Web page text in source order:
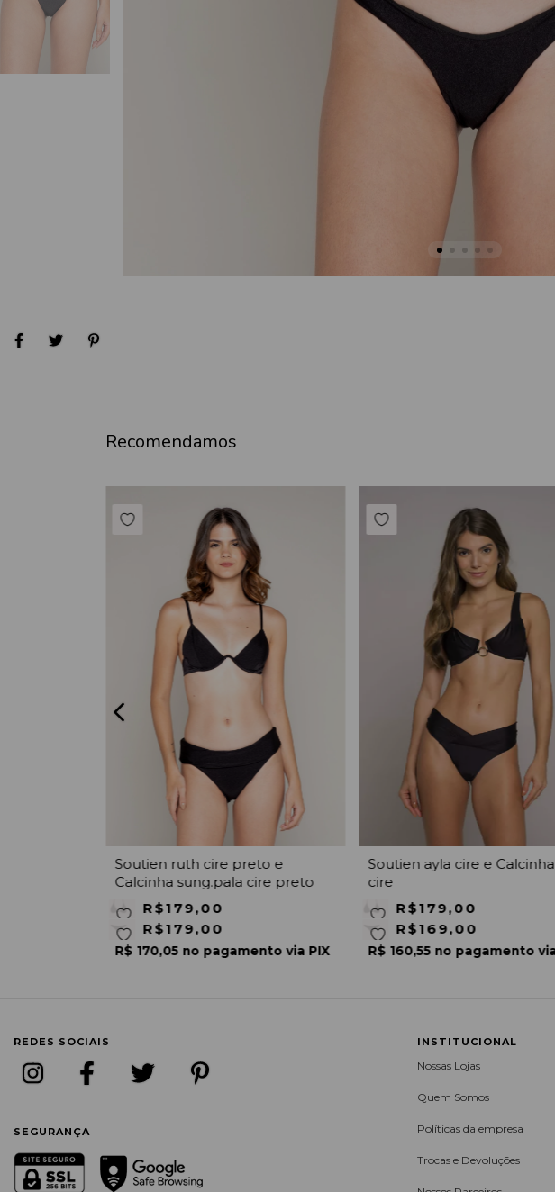
Recomendamos
Soutien ruth cire preto e
Calcinha sung.pala cire preto
R$179,00
R$179,00
R$ 170,05 no pagamento via PIX
Soutien ayla cire e
cire
R$179,00
R$169,00
R$ 160,55 no pagamento
REDES SOCIAIS
SEGURANÇA
INSTITUCIONAL
Nossas Lojas
Quem Somos
Políticas da empresa
Trocas e Devoluções